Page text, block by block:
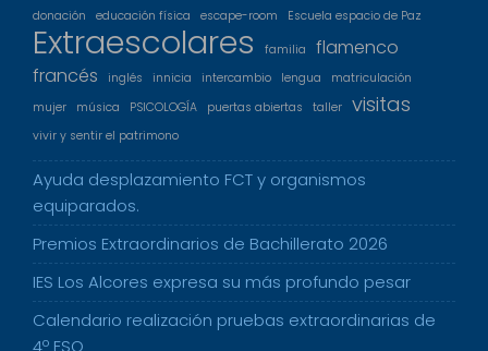
donación
educación física escape-room Escuela espacio de Paz
Extraescolares familia
flamenco
francés
inglés innicia intercambio lengua
matriculación
mujer
música PSICOLOGÍA puertas abiertas taller visitas
vivir y sentir el patrimono
Ayuda desplazamiento FCT y organismos
equiparados.
Premios Extraordinarios de Bachillerato 2026
IES Los Alcores expresa su más profundo pesar
Calendario realización pruebas extraordinarias de
4º ESO